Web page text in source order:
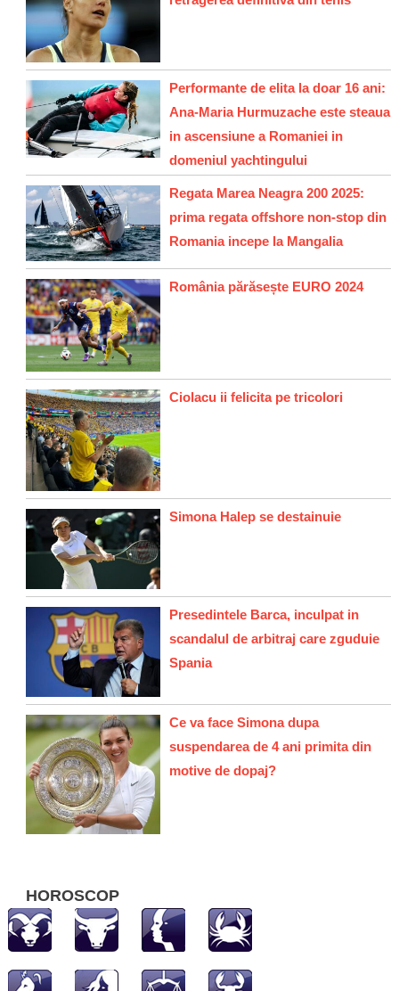
Performante de elita la doar 16 ani:
Ana-Maria Hurmuzache este steaua
in ascensiune a Romaniei in
domeniul yachtingului
Regata Marea Neagra 200 2025:
prima regata offshore non-stop din
Romania incepe la Mangalia
România părăsește EURO 2024
Ciolacu ii felicita pe tricolori
Simona Halep se destainuie
Presedintele Barca, inculpat in
scandalul de arbitraj care zguduie
Spania
Ce va face Simona dupa
suspendarea de 4 ani primita din
motive de dopaj?
HOROSCOP